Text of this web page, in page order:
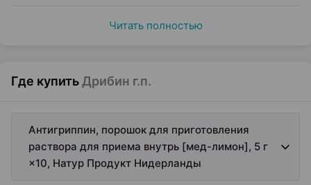
Читать полностью
Где купитьДрибин г.п.
Антигриппин, порошок для приготовления
раствора для приема внутрь [мед-лимон], 5 г
×10, Натур Продукт Нидерланды